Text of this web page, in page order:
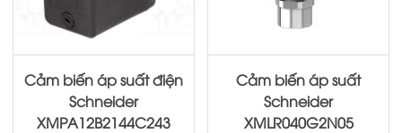
Cảm biến áp suất điện
Schneider
XMPA12B2144C243
Cảm biến áp suất
Schneider
XMLR040G2N05